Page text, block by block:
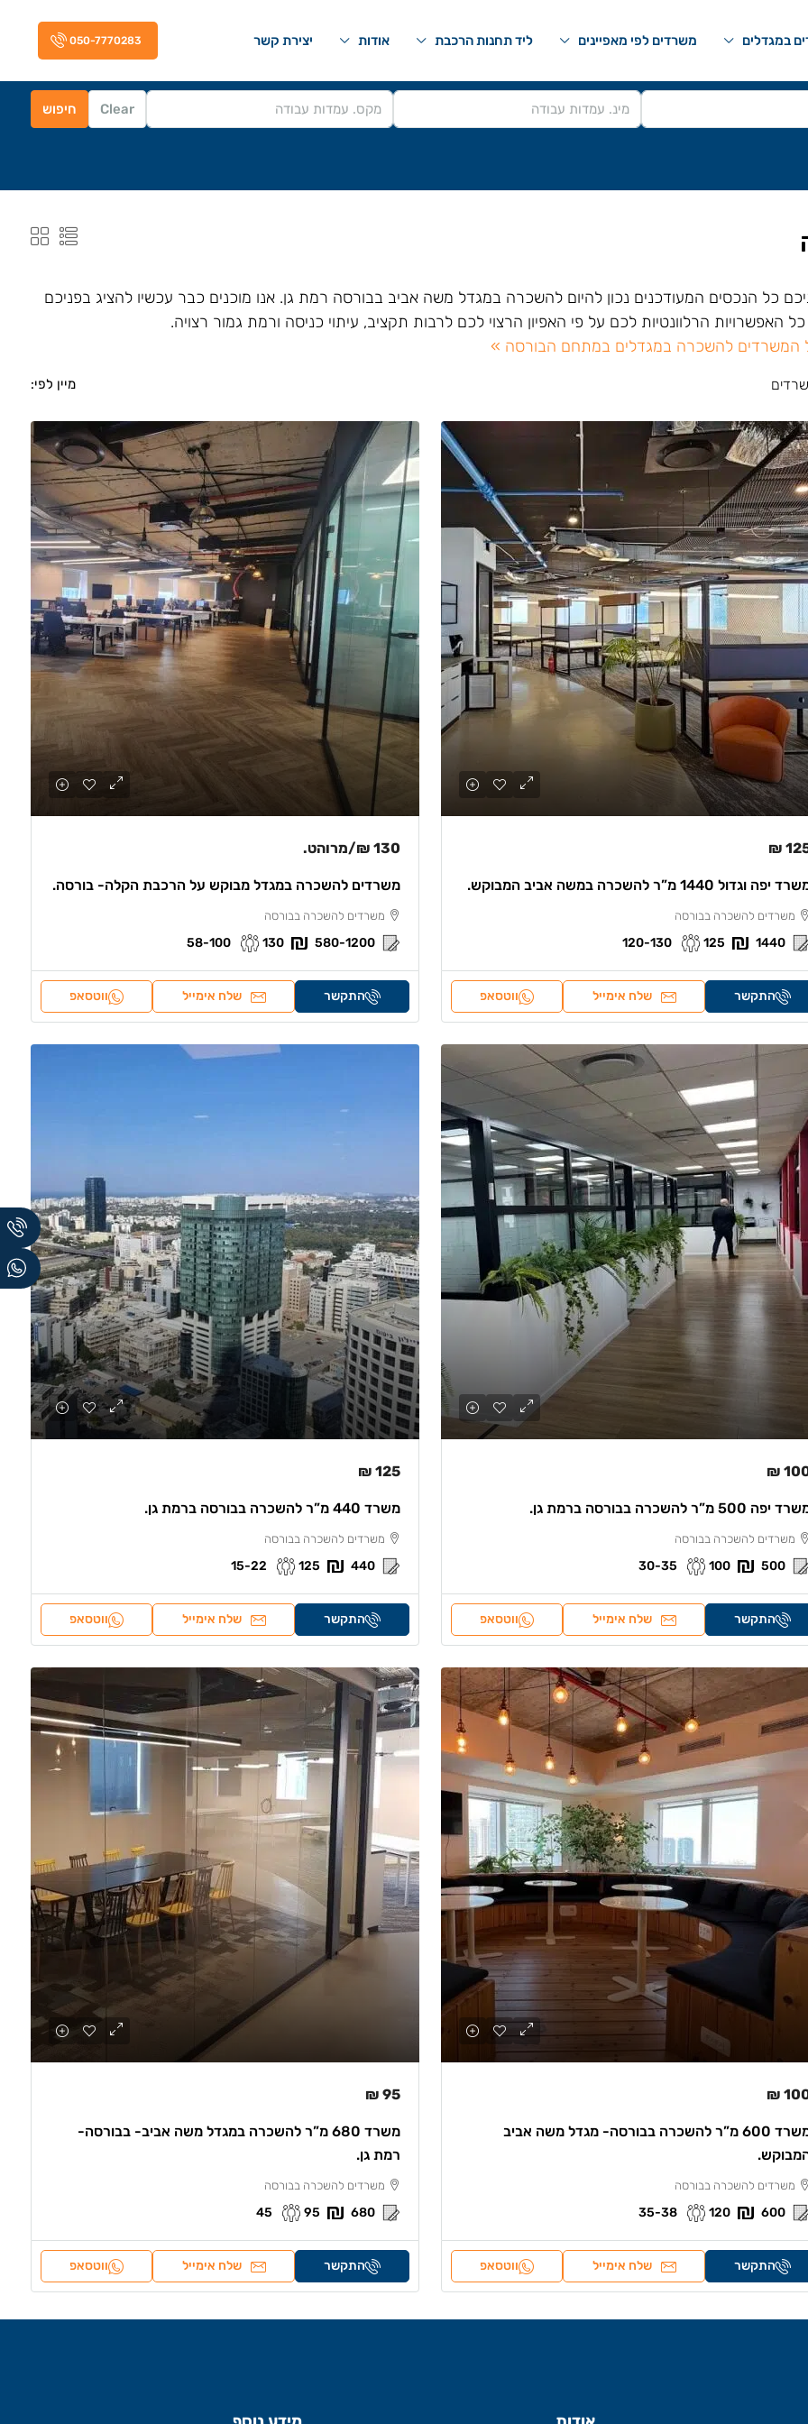
במגדלים משרדים לפי מאפיינים ליד תחנות הרכבת אודות יצירת קשר 050-7770283
Clear חיפוש
כל הנכסים המעודכנים נכון להיום להשכרה במגדל משה אביב בבורסה רמת גן. אנו מוכנים כבר עכשיו להציג בפניכם
האפשרויות הרלוונטיות לכם על פי האפיון הרצוי לכם לרבות תקציב, עיתוי כניסה ורמת גמור רצויה.
המשרדים להשכרה במגדלים במתחם הבורסה »
מיין לפי:
125
יפה וגדול 1440 מ”ר להשכרה במשה אביב המבוקש.
משרדים להשכרה בבורסה
1440
125
120-130
התקשר שלח אימייל ווטסאפ
130 ₪ /מרוהט.
משרדים להשכרה במגדל מבוקש על הרכבת הקלה- בורסה.
משרדים להשכרה בבורסה
580-1200
130
58-100
התקשר שלח אימייל ווטסאפ
100
יפה 500 מ”ר להשכרה בבורסה ברמת גן.
משרדים להשכרה בבורסה
500
100
30-35
התקשר שלח אימייל ווטסאפ
125 ₪
משרד 440 מ”ר להשכרה בבורסה ברמת גן.
משרדים להשכרה בבורסה
440
125
15-22
התקשר שלח אימייל ווטסאפ
100
משרד 600 מ”ר להשכרה בבורסה- מגדל משה אביב
משרדים להשכרה בבורסה
600
120
35-38
התקשר שלח אימייל ווטסאפ
95 ₪
משרד 680 מ”ר להשכרה במגדל משה אביב- בבורסה-
רמת גן.
משרדים להשכרה בבורסה
680
95
45
התקשר שלח אימייל ווטסאפ